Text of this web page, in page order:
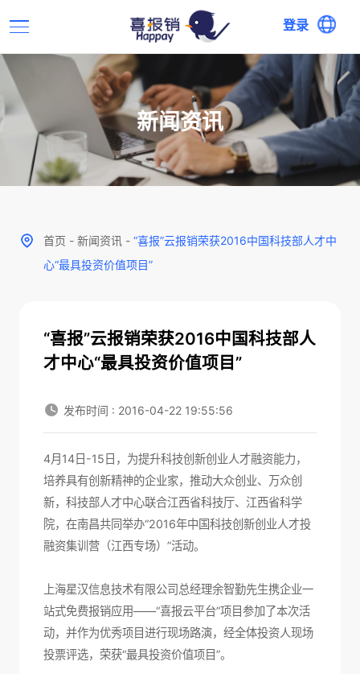
登录
新闻资讯
首页 - 新闻资讯 - “喜报”云报销荣获2016中国科技部人才中
心“最具投资价值项目”
“喜报”云报销荣获2016中国科技部人
才中心“最具投资价值项目”
发布时间 : 2016-04-22 19:55:56
4月14日-15日，为提升科技创新创业人才融资能力，
培养具有创新精神的企业家，推动大众创业、万众创
新，科技部人才中心联合江西省科技厅、江西省科学
院，在南昌共同举办“2016年中国科技创新创业人才投
融资集训营（江西专场）”活动。
上海星汉信息技术有限公司总经理余智勤先生携企业一
站式免费报销应用——“喜报云平台”项目参加了本次活
动，并作为优秀项目进行现场路演，经全体投资人现场
投票评选，荣获“最具投资价值项目”。